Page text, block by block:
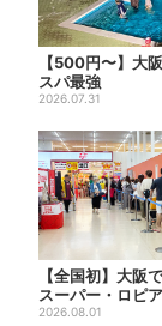
【500円〜】大
スパ最強
2026.07.31
【全国初】大阪
スーパー・ロピ
抽選会」、開始
2026.08.01